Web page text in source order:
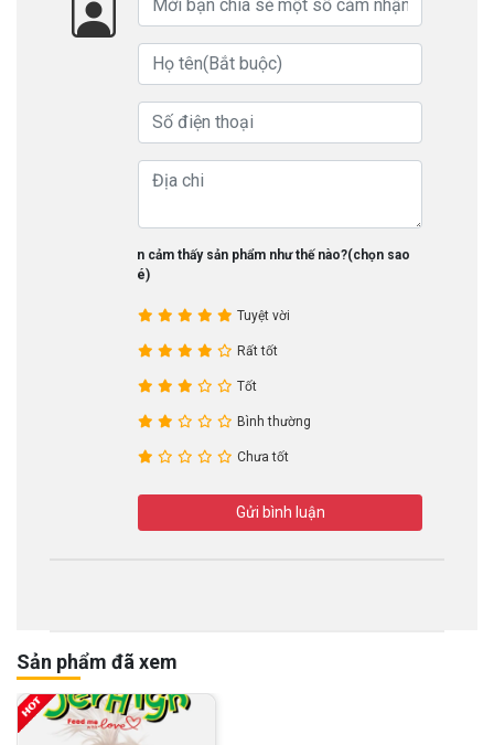
Bạn cảm thấy sản phẩm như thế nào?(chọn sao
nhé)
Tuyệt vời
Rất tốt
Tốt
Bình thường
Chưa tốt
Gửi bình luận
Sản phẩm đã xem